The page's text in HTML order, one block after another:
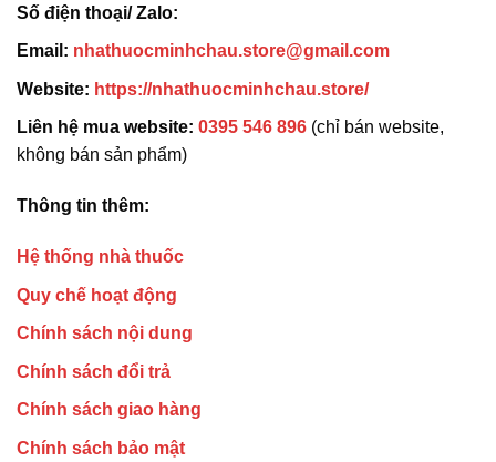
Số điện thoại/ Zalo:
Email: nhathuocminhchau.store@gmail.com
Website: https://nhathuocminhchau.store/
Liên hệ mua website: 0395 546 896 (chỉ bán website,
không bán sản phẩm)
Thông tin thêm:
Hệ thống nhà thuốc
Quy chế hoạt động
Chính sách nội dung
Chính sách đổi trả
Chính sách giao hàng
Chính sách bảo mật